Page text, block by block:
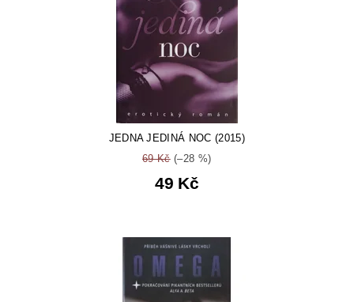
JEDNA JEDINÁ NOC (2015)
69 Kč(–28 %)
49 Kč